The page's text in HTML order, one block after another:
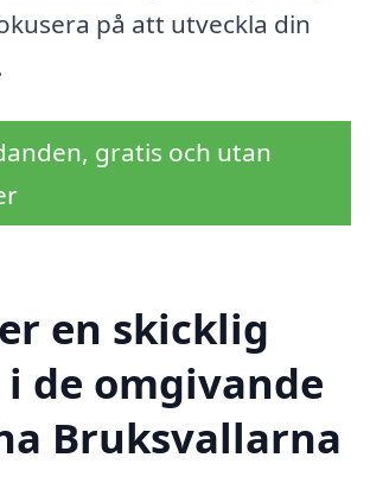
på att utveckla din
gratis och utan
en skicklig
de omgivande
Bruksvallarna